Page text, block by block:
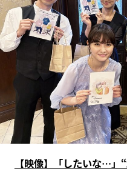
【映像】「したいな…」